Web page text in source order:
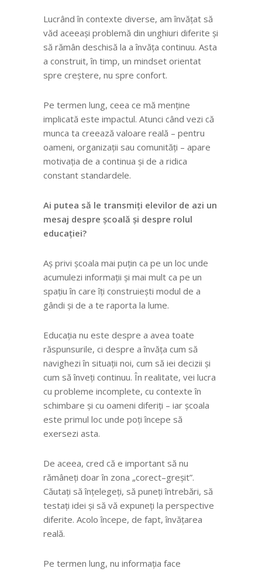
Lucrând în contexte diverse, am învățat să
văd aceeași problemă din unghiuri diferite și
să rămân deschisă la a învăța continuu. Asta
a construit, în timp, un mindset orientat
spre creștere, nu spre confort.
Pe termen lung, ceea ce mă menține
implicată este impactul. Atunci când vezi că
munca ta creează valoare reală – pentru
oameni, organizații sau comunități – apare
motivația de a continua și de a ridica
constant standardele.
Ai putea să le transmiți elevilor de azi un
mesaj despre școală și despre rolul
educației?
Aș privi școala mai puțin ca pe un loc unde
acumulezi informații și mai mult ca pe un
spațiu în care îți construiești modul de a
gândi și de a te raporta la lume.
Educația nu este despre a avea toate
răspunsurile, ci despre a învăța cum să
navighezi în situații noi, cum să iei decizii și
cum să înveți continuu. În realitate, vei lucra
cu probleme incomplete, cu contexte în
schimbare și cu oameni diferiți – iar școala
este primul loc unde poți începe să
exersezi asta.
De aceea, cred că e important să nu
rămâneți doar în zona „corect–greșit”.
Căutați să înțelegeți, să puneți întrebări, să
testați idei și să vă expuneți la perspective
diferite. Acolo începe, de fapt, învățarea
reală.
Pe termen lung, nu informația face